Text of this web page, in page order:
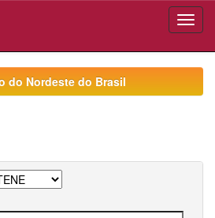
do Nordeste do Brasil